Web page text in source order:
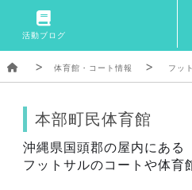
活動ブログ
体育館・コート情報 フッ
本部町民体育館
沖縄県国頭郡の屋内にある
フットサルのコートや体育